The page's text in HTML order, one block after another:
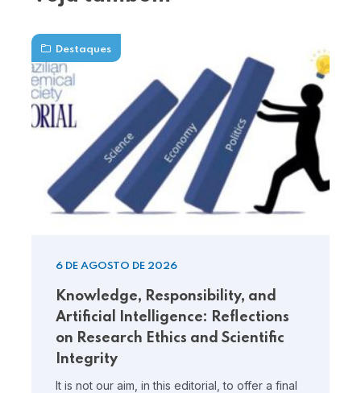
Destaques
6 DE AGOSTO DE 2026
Knowledge, Responsibility, and
Artificial Intelligence: Reflections
on Research Ethics and Scientific
Integrity
It is not our aim, in this editorial, to offer a final